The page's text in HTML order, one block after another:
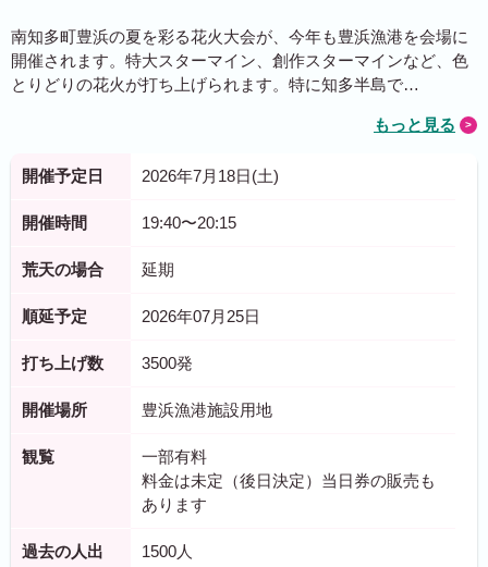
南知多町豊浜の夏を彩る花火大会が、今年も豊浜漁港を会場に
開催されます。特大スターマイン、創作スターマインなど、色
とりどりの花火が打ち上げられます。特に知多半島で…
もっと見る
開催予定日 2026年7月18日(土)
開催時間 19:40〜20:15
荒天の場合 延期
順延予定 2026年07月25日
打ち上げ数 3500発
開催場所 豊浜漁港施設用地
観覧
一部有料
料金は未定（後日決定）当日券の販売も
あります
過去の人出 1500人